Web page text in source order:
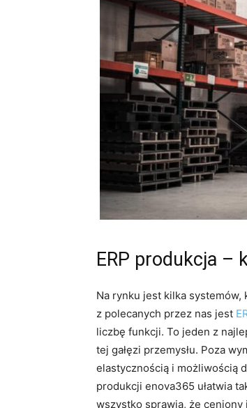
ERP produkcja –
Na rynku jest kilka
z polecanych przez nas jest
liczbę funkcji. To jeden z
tej gałęzi przemysłu. Poza
elastycznością i możliwością
produkcji enova365 ułatwia
wszystko sprawia, że ceniony